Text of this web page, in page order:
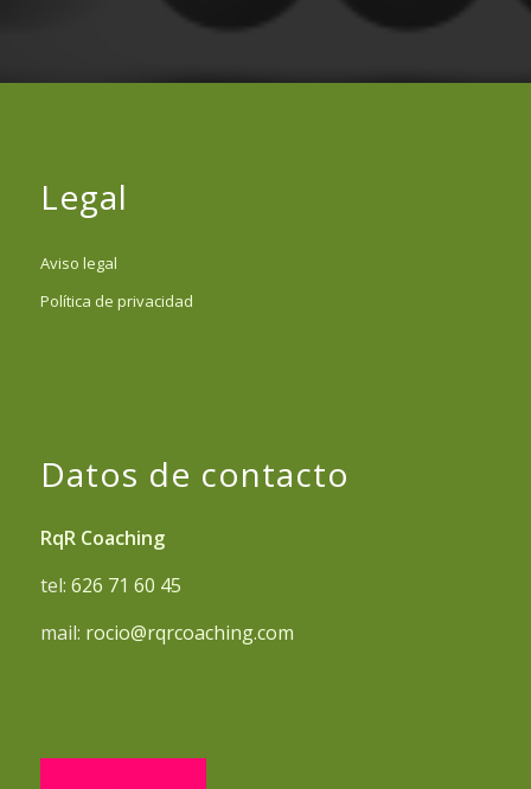
Legal
Aviso legal
Política de privacidad
Datos de contacto
RqR Coaching
tel: 626 71 60 45
mail: rocio@rqrcoaching.com